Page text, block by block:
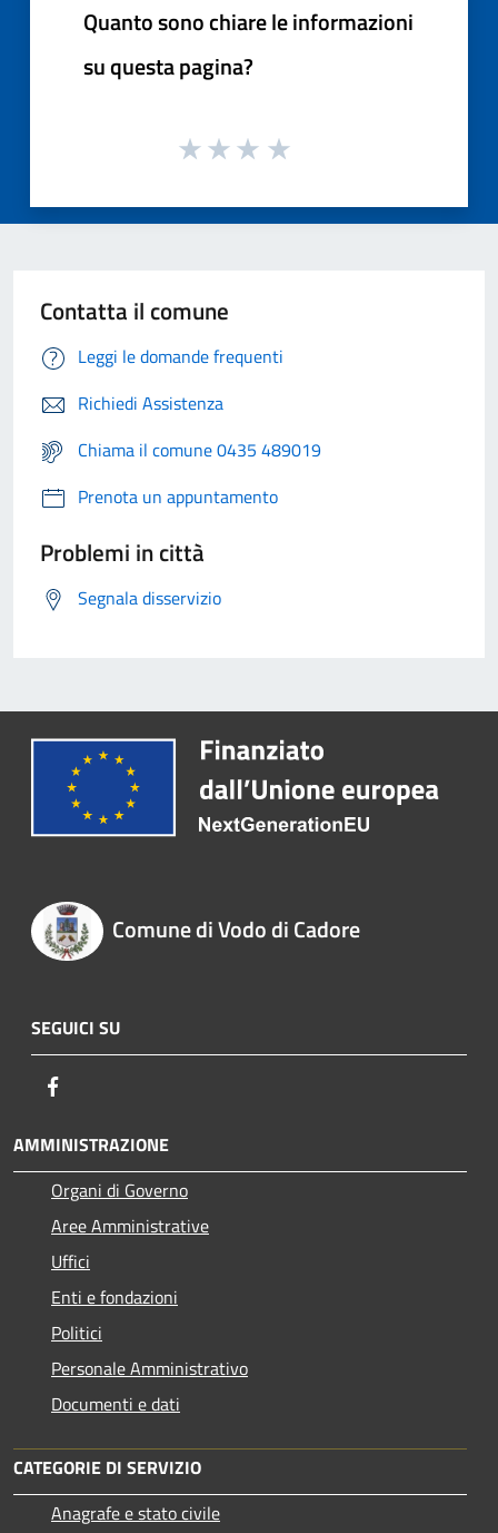
Quanto sono chiare le informazioni
su questa pagina?
Contatta il comune
Leggi le domande frequenti
Richiedi Assistenza
Chiama il comune 0435 489019
Prenota un appuntamento
Problemi in città
Segnala disservizio
Comune di Vodo di Cadore
SEGUICI SU
AMMINISTRAZIONE
Organi di Governo
Aree Amministrative
Uffici
Enti e fondazioni
Politici
Personale Amministrativo
Documenti e dati
CATEGORIE DI SERVIZIO
Anagrafe e stato civile